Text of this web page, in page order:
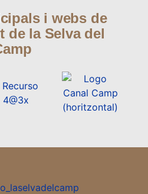
i webs de
de la Selva del